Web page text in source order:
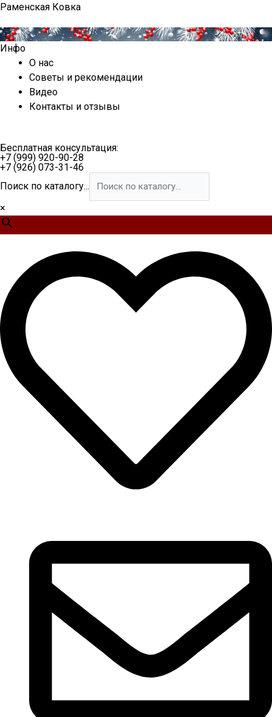
Перейти
содержимому
Раменская Ковка
Инфо
О нас
Советы и рекомендации
Видео
Контакты и отзывы
Бесплатная консультация:
+7 (999) 920-90-28
+7 (926) 073-31-46
Поиск по каталогу...
×